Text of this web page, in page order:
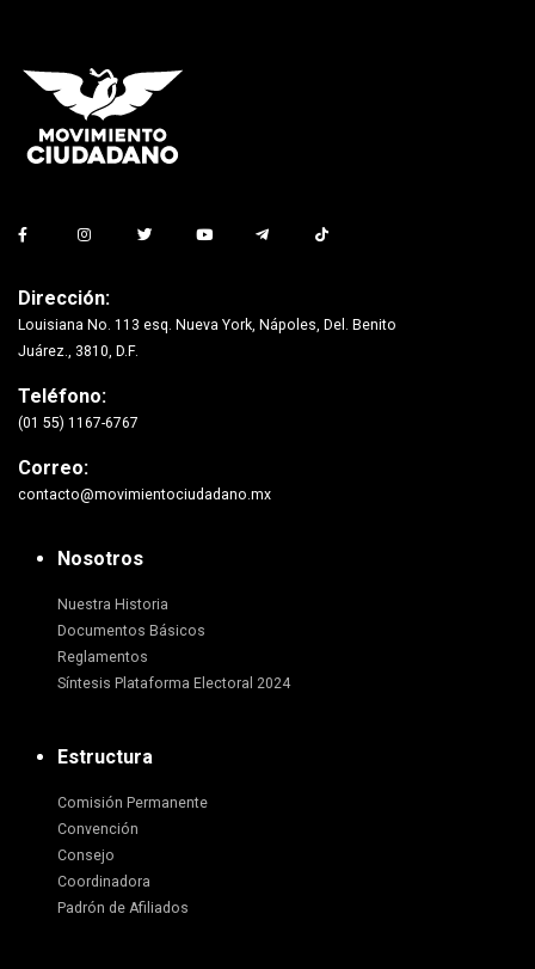
Dirección:
Louisiana No. 113 esq. Nueva York, Nápoles, Del. Benito
Juárez., 3810, D.F.
Teléfono:
(01 55) 1167-6767
Correo:
contacto@movimientociudadano.mx
Nosotros
Nuestra Historia
Documentos Básicos
Reglamentos
Síntesis Plataforma Electoral 2024
Estructura
Comisión Permanente
Convención
Consejo
Coordinadora
Padrón de Afiliados